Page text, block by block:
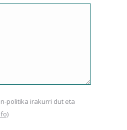
politika irakurri dut eta